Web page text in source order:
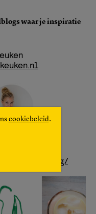
cookiebeleid .
waar je inspiratie
category/blog/